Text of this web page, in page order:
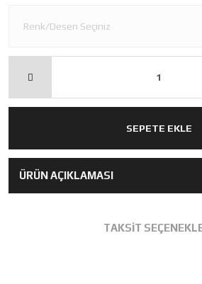
SEPETE EKLE
ÜRÜN AÇIKLAMASI
TAKSİT